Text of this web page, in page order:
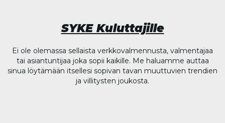
SYKE Kuluttajille
Ei ole olemassa sellaista verkkovalmennusta, valmentajaa
tai asiantuntijaa joka sopii kaikille. Me haluamme auttaa
sinua löytämään itsellesi sopivan tavan muuttuvien trendien
ja villitysten joukosta.